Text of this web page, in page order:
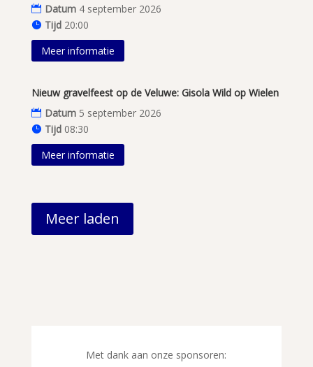
Datum 4 september 2026
Tijd 20:00
Meer informatie
Nieuw gravelfeest op de Veluwe: Gisola Wild op Wielen
Datum 5 september 2026
Tijd 08:30
Meer informatie
Meer laden
Met dank aan onze sponsoren: